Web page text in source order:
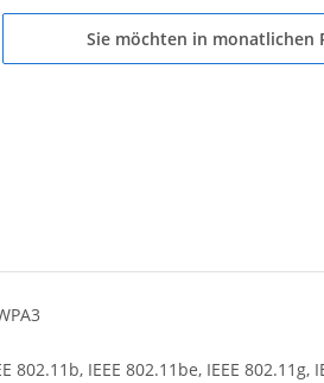
Sie möchten in monatlichen
802.11b, IEEE 802.11be, IEEE 802.11g,